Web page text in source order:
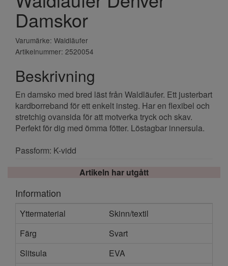
Damskor
Varumärke: Waldläufer
Artikelnummer: 2520054
Beskrivning
En damsko med bred läst från Waldläufer. Ett justerbart
kardborreband för ett enkelt insteg. Har en flexibel och
stretchig ovansida för att motverka tryck och skav.
Perfekt för dig med ömma fötter. Löstagbar innersula.
Passform: K-vidd
Artikeln har utgått
Information
Yttermaterial
Skinn/textil
Färg
Svart
Slitsula
EVA